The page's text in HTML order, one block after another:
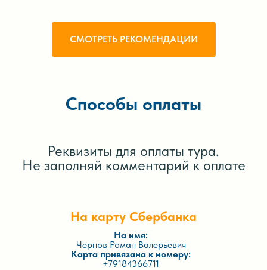
СМОТРЕТЬ РЕКОМЕНДАЦИИ
Способы оплаты
Реквизиты для оплаты тура.
Не заполняй комментарий к оплате
На карту Сбербанка
На имя:
Чернов Роман Валерьевич
Карта привязана к номеру:
+79184366711